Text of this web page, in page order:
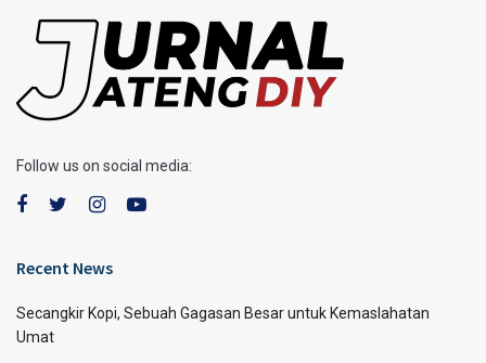
Follow us on social media:
Recent News
Secangkir Kopi, Sebuah Gagasan Besar untuk Kemaslahatan
Umat